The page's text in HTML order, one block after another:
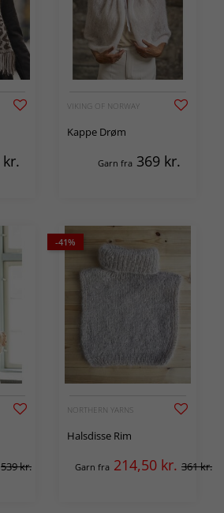
kr.
VIKING OF NORWAY
Kappe Drøm
Garn fra 369 kr.
539 kr.
-41%
NORTHERN YARNS
Halsdisse Rim
Garn fra 214,50 kr. 361 kr.